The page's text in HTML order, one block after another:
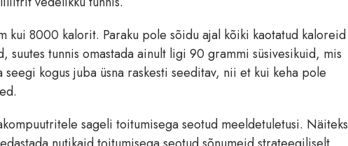
kui 8000 kalorit. Paraku pole sõidu ajal kõiki kaotatud kaloreid
tunnis omastada ainult ligi 90 grammi süsivesikuid, mis
kogus juba üsna raskesti seeditav, nii et kui keha pole
sageli toitumisega seotud meeldetuletusi. Näiteks